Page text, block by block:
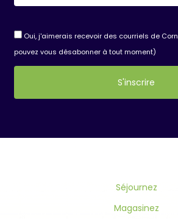
Oui, j'aimerais recevoir des courriels de
pouvez vous désabonner à tout moment)
Séjournez
Magasinez